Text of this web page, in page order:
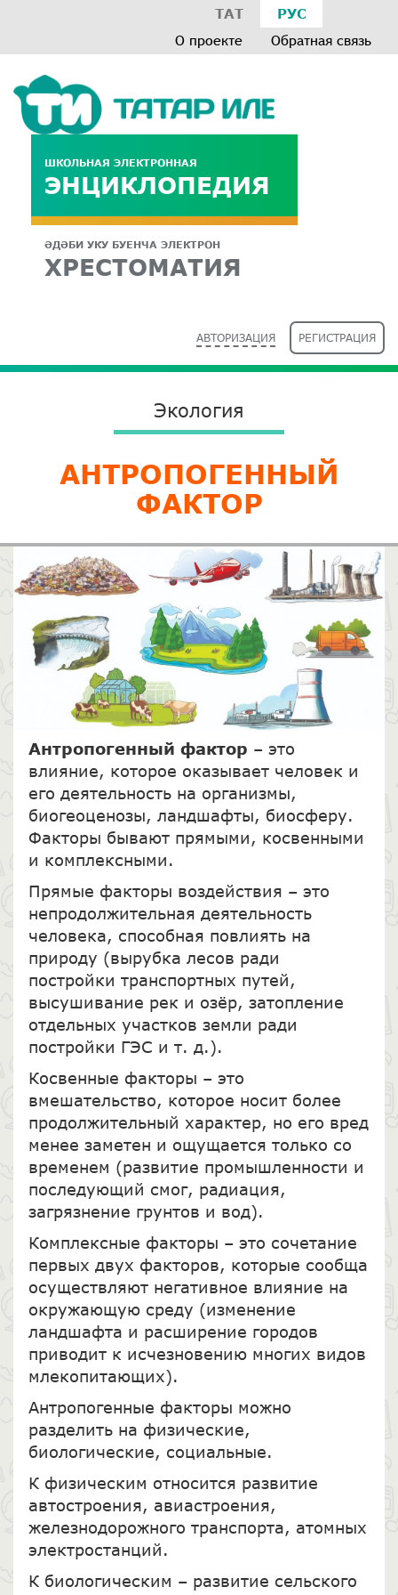
ТАТ РУС
О проекте Обратная связь
ШКОЛЬНАЯ ЭЛЕКТРОННАЯ
ЭНЦИКЛОПЕДИЯ
ӘДӘБИ УКУ БУЕНЧА ЭЛЕКТРОН
ХРЕСТОМАТИЯ
АВТОРИЗАЦИЯ РЕГИСТРАЦИЯ
Экология
АНТРОПОГЕННЫЙ
ФАКТОР
Антропогенный фактор – это
влияние, которое оказывает человек и
его деятельность на организмы,
биогеоценозы, ландшафты, биосферу.
Факторы бывают прямыми, косвенными
и комплексными.
Прямые факторы воздействия – это
непродолжительная деятельность
человека, способная повлиять на
природу (вырубка лесов ради
постройки транспортных путей,
высушивание рек и озёр, затопление
отдельных участков земли ради
постройки ГЭС и т. д.).
Косвенные факторы – это
вмешательство, которое носит более
продолжительный характер, но его вред
менее заметен и ощущается только со
временем (развитие промышленности и
последующий смог, радиация,
загрязнение грунтов и вод).
Комплексные факторы – это сочетание
первых двух факторов, которые сообща
осуществляют негативное влияние на
окружающую среду (изменение
ландшафта и расширение городов
приводит к исчезновению многих видов
млекопитающих).
Антропогенные факторы можно
разделить на физические,
биологические, социальные.
К физическим относится развитие
автостроения, авиастроения,
железнодорожного транспорта, атомных
электростанций.
К биологическим – развитие сельского